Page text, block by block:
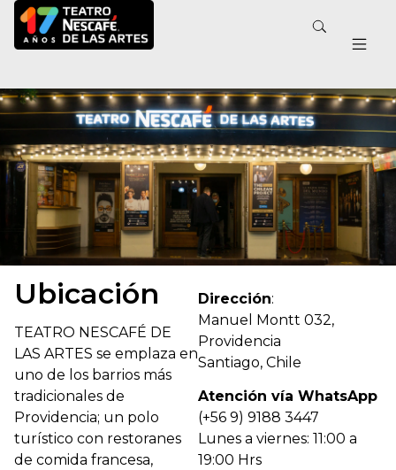
Ubicación
TEATRO NESCAFÉ DE
LAS ARTES se emplaza en
uno de los barrios más
tradicionales de
Providencia; un polo
turístico con restoranes
de comida francesa,
Dirección:
Manuel Montt 032,
Providencia
Santiago, Chile
Atención vía WhatsApp
(+56 9) 9188 3447
Lunes a viernes: 11:00 a
19:00 Hrs